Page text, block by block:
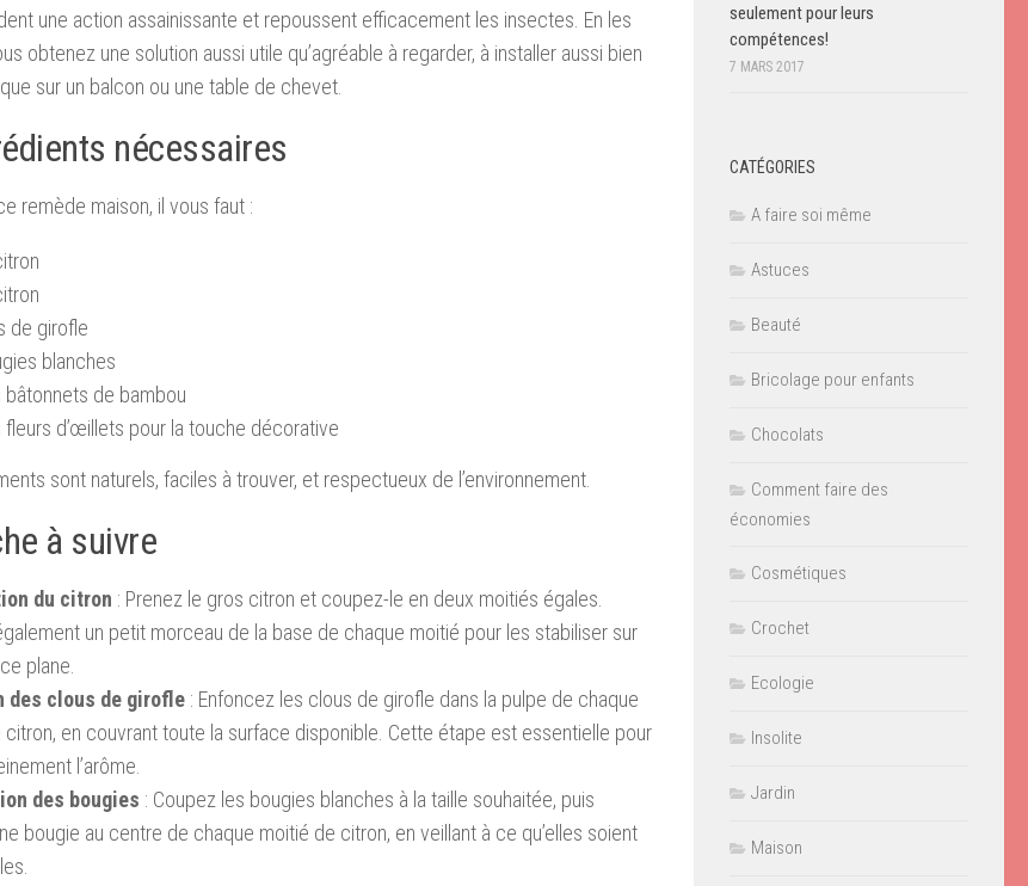
une action assainissante et repoussent efficacement les insectes. En les
obtenez une solution aussi utile qu’agréable à regarder, à installer aussi bien
sur un balcon ou une table de chevet.
nécessaires
remède maison, il vous faut :
de girofle
blanches
bâtonnets de bambou
fleurs d’œillets pour la touche décorative
sont naturels, faciles à trouver, et respectueux de l’environnement.
à suivre
du citron : Prenez le gros citron et coupez-le en deux moitiés égales.
un petit morceau de la base de chaque moitié pour les stabiliser sur
plane.
des clous de girofle : Enfoncez les clous de girofle dans la pulpe de chaque
citron, en couvrant toute la surface disponible. Cette étape est essentielle pour
l’arôme.
des bougies : Coupez les bougies blanches à la taille souhaitée, puis
bougie au centre de chaque moitié de citron, en veillant à ce qu’elles soient
seulement pour leurs
compétences!
7 MARS 2017
CATÉGORIES
A faire soi même
Astuces
Beauté
Bricolage pour enfants
Chocolats
Comment faire des
économies
Cosmétiques
Crochet
Ecologie
Insolite
Jardin
Maison